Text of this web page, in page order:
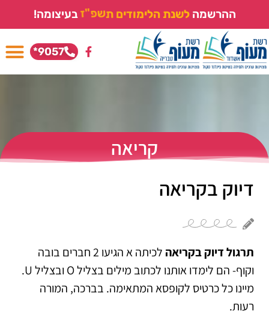
ההרשמה לשנת הלימודים תשפ"זבעיצומה!
9057*
קריאה
דיוק בקריאה
תרגול דיוק בקריאה
לכיתה א הגיעו 2 חברים בובה
וקוף- הם לימדו אותנו לכתוב מילים בצליל O ובצליל U.
מיינו כל כרטיס לקופסא המתאימה. בברכה, המורה
רעות.